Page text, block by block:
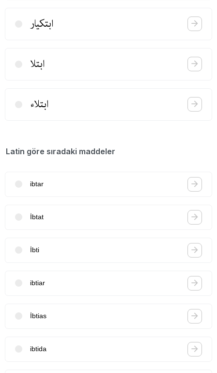
ابتكیار
ابتلا
ابتلاء
Latin göre sıradaki maddeler
ibtar
İbtat
İbti
ibtiar
İbtias
ibtida